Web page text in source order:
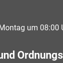
Öffnungs- oder
um 08:00